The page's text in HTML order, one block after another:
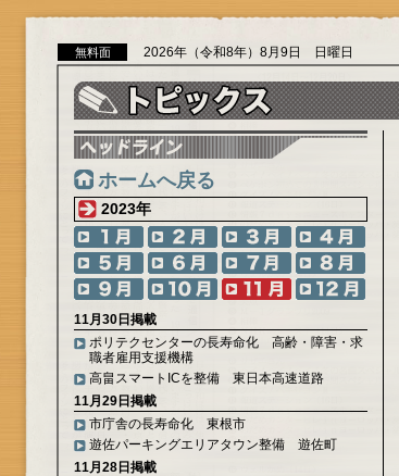
無料面 2026年（令和8年）8月9日 日曜日
ホームへ戻る
2023年
11月30日掲載
ポリテクセンターの長寿命化 高齢・障害・求
職者雇用支援機構
高畠スマートICを整備 東日本高速道路
11月29日掲載
市庁舎の長寿命化 東根市
遊佐パーキングエリアタウン整備 遊佐町
11月28日掲載